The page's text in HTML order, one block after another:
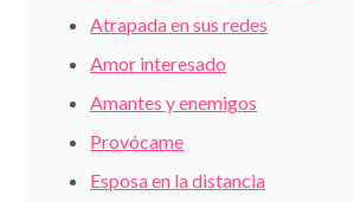
Atrapada en sus redes
Amor interesado
Amantes y enemigos
Provócame
Esposa en la distancia